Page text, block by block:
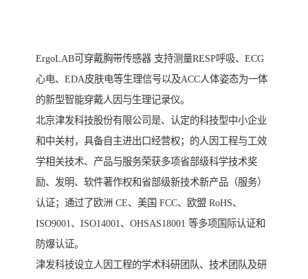
ErgoLAB可穿戴胸带传感器 支持测量RESP呼吸、ECG
心电、EDA皮肤电等生理信号以及ACC人体姿态为一体
的新型智能穿戴人因与生理记录仪。
北京津发科技股份有限公司是、认定的科技型中小企业
和中关村，具备自主进出口经营权；的人因工程与工效
学相关技术、产品与服务荣获多项省部级科学技术奖
励、发明、软件著作权和省部级新技术新产品（服务）
认证；通过了欧洲 CE、美国 FCC、欧盟 RoHS、
ISO9001、ISO14001、OHSAS18001 等多项国际认证和
防爆认证。
津发科技设立人因工程的学术科研团队、技术团队及研